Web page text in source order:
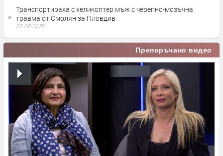
Транспортираха с хеликоптер мъж с черепно-мозъчна
травма от Смолян за Пловдив
01.08.2026
Препоръчано видео